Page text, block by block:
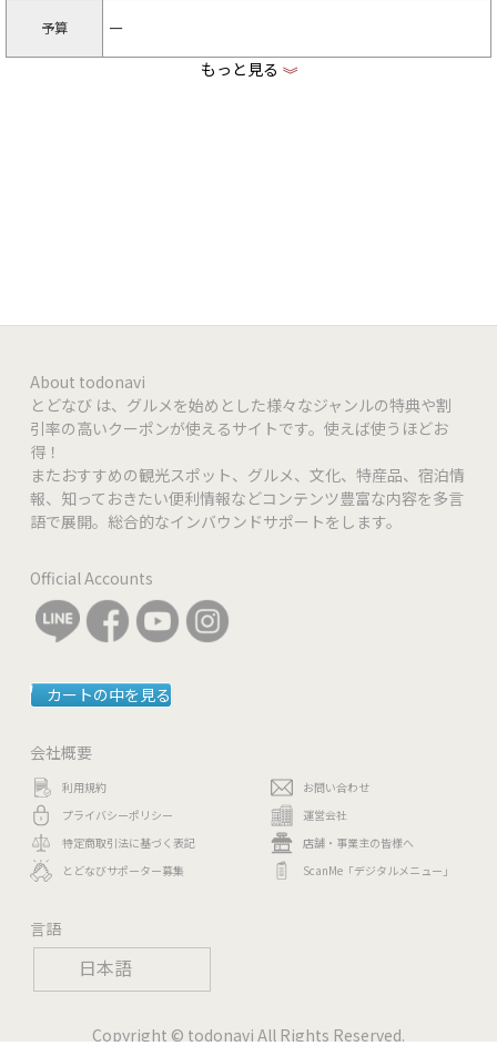
日本語
予算 ー
もっと見る 《
About todonavi
とどなび は、グルメを始めとした様々なジャンルの特典や割
引率の高いクーポンが使えるサイトです。使えば使うほどお
得！
またおすすめの観光スポット、グルメ、文化、特産品、宿泊情
報、知っておきたい便利情報などコンテンツ豊富な内容を多言
語で展開。総合的なインバウンドサポートをします。
Official Accounts
カートの中を見る
会社概要
利用規約
プライバシーポリシー
特定商取引法に基づく表記
とどなびサポーター募集
お問い合わせ
運営会社
店舗・事業主の皆様へ
ScanMe「デジタルメニュー」
言語
Copyright © todonavi All Rights Reserved.